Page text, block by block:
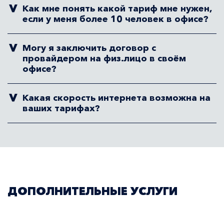
Как мне понять какой тариф мне нужен,
если у меня более 10 человек в офисе?
Могу я заключить договор с
провайдером на физ.лицо в своём
офисе?
Какая скорость интернета возможна на
ваших тарифах?
ДОПОЛНИТЕЛЬНЫЕ УСЛУГИ